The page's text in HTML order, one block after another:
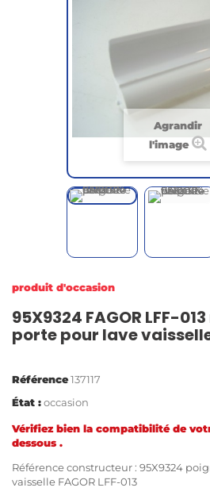
Agrandir
l'image
produit d'occasion
95X9324 FAGOR LFF-
porte pour lave
Référence137117
État :occasion
Vérifiez bien la compatibilité de
dessous .
Référence constructeur : 95X9324
vaisselle FAGOR LFF-013